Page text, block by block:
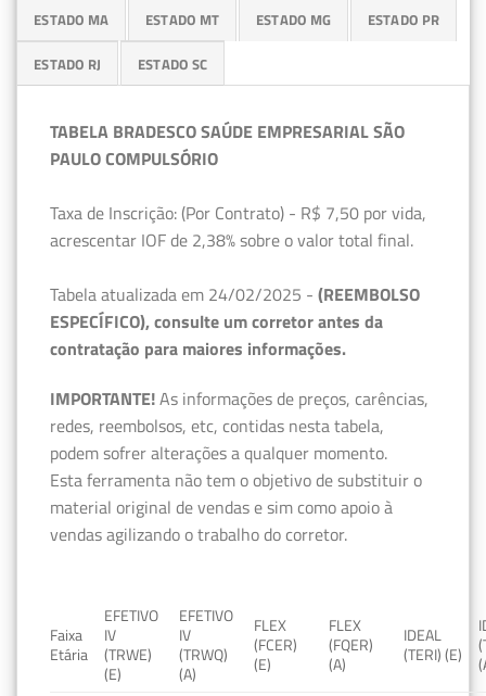
ESTADO MA ESTADO MT ESTADO MG ESTADO PR
ESTADO RJ ESTADO SC
TABELA BRADESCO SAÚDE EMPRESARIAL SÃO
PAULO COMPULSÓRIO
Taxa de Inscrição: (Por Contrato) - R$ 7,50 por vida,
acrescentar IOF de 2,38% sobre o valor total final.
Tabela atualizada em 24/02/2025 - (REEMBOLSO
ESPECÍFICO), consulte um corretor antes da
contratação para maiores informações.
IMPORTANTE!As informações de preços, carências,
redes, reembolsos, etc, contidas nesta tabela,
podem sofrer alterações a qualquer momento.
Esta ferramenta não tem o objetivo de substituir o
material original de vendas e sim como apoio à
vendas agilizando o trabalho do corretor.
Faixa
Etária
EFETIVO
IV
(TRWE)
(E)
EFETIVO
IV
(TRWQ)
(A)
FLEX
(FCER)
(E)
FLEX
(FQER)
(A)
IDEAL
(TERI) (E)